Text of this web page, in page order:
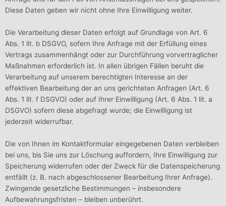
Diese Daten geben wir nicht ohne Ihre Einwilligung weiter.
Die Verarbeitung dieser Daten erfolgt auf Grundlage von Art. 6
Abs. 1 lit. b DSGVO, sofern Ihre Anfrage mit der Erfüllung eines
Vertrags zusammenhängt oder zur Durchführung vorvertraglicher
Maßnahmen erforderlich ist. In allen übrigen Fällen beruht die
Verarbeitung auf unserem berechtigten Interesse an der
effektiven Bearbeitung der an uns gerichteten Anfragen (Art. 6
Abs. 1 lit. f DSGVO) oder auf Ihrer Einwilligung (Art. 6 Abs. 1 lit. a
DSGVO) sofern diese abgefragt wurde; die Einwilligung ist
jederzeit widerrufbar.
Die von Ihnen im Kontaktformular eingegebenen Daten verbleiben
bei uns, bis Sie uns zur Löschung auffordern, Ihre Einwilligung zur
Speicherung widerrufen oder der Zweck für die Datenspeicherung
entfällt (z. B. nach abgeschlossener Bearbeitung Ihrer Anfrage).
Zwingende gesetzliche Bestimmungen – insbesondere
Aufbewahrungsfristen – bleiben unberührt.